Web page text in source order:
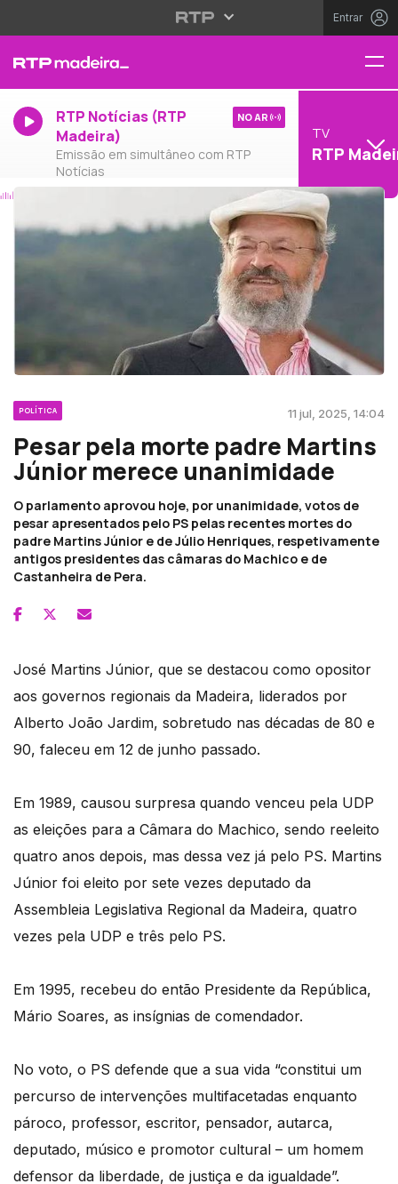
Entrar
RTP Notícias (RTP
Madeira)
Emissão em simultâneo com RTP
Notícias
NO AR
TV
RTP
POLÍTICA 11 jul, 2025, 14:04
Pesar pela morte padre Martins
Júnior merece unanimidade
O parlamento aprovou hoje, por unanimidade, votos de
pesar apresentados pelo PS pelas recentes mortes do
padre Martins Júnior e de Júlio Henriques, respetivamente
antigos presidentes das câmaras do Machico e de
Castanheira de Pera.
José Martins Júnior, que se destacou como opositor
aos governos regionais da Madeira, liderados por
Alberto João Jardim, sobretudo nas décadas de 80 e
90, faleceu em 12 de junho passado.
Em 1989, causou surpresa quando venceu pela UDP
as eleições para a Câmara do Machico, sendo reeleito
quatro anos depois, mas dessa vez já pelo PS. Martins
Júnior foi eleito por sete vezes deputado da
Assembleia Legislativa Regional da Madeira, quatro
vezes pela UDP e três pelo PS.
Em 1995, recebeu do então Presidente da República,
Mário Soares, as insígnias de comendador.
No voto, o PS defende que a sua vida “constitui um
percurso de intervenções multifacetadas enquanto
pároco, professor, escritor, pensador, autarca,
deputado, músico e promotor cultural – um homem
defensor da liberdade, de justiça e da igualdade”.